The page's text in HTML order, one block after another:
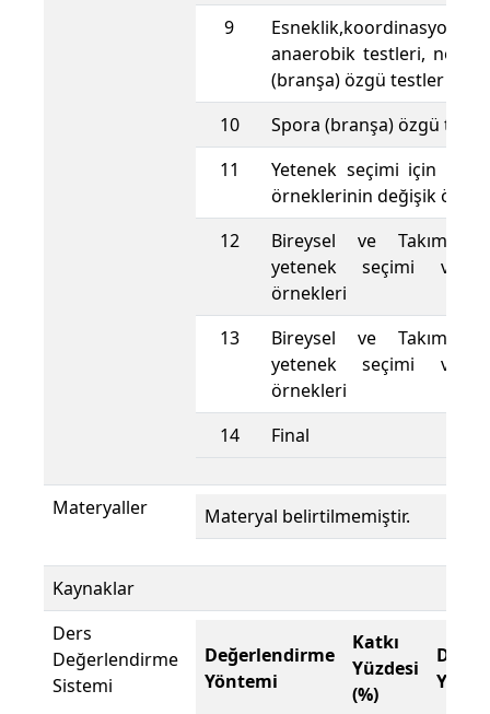
9
anaerobik testleri,
(branşa) özgü testler
10
Spora (branşa) özgü
11
Yetenek seçimi için
örneklerinin değişik
12
Bireysel ve Takım
yetenek seçimi ve
örnekleri
13
Bireysel ve Takım
yetenek seçimi ve
örnekleri
14
Final
Materyaller Materyal belirtilmemiştir.
Kaynaklar
Ders
Değerlendirme
Sistemi
Değerlendirme
Yöntemi
Katkı
Yüzdesi
(%)